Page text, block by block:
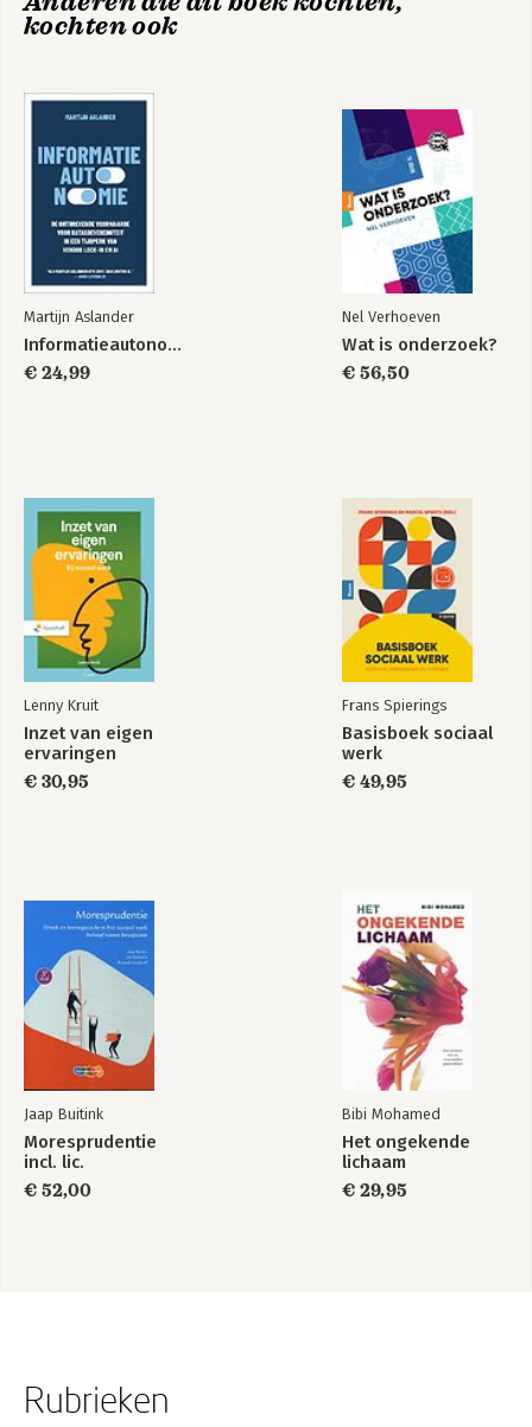
kochten ook
Martijn Aslander
Informatieautonomie
€ 24,99
Nel Verhoeven
Wat is onderzoek?
€ 56,50
Lenny Kruit
Inzet van eigen
ervaringen
€ 30,95
Frans Spierings
Basisboek sociaal
werk
€ 49,95
Jaap Buitink
Moresprudentie
incl. lic.
€ 52,00
Bibi Mohamed
Het ongekende
lichaam
€ 29,95
Rubrieken